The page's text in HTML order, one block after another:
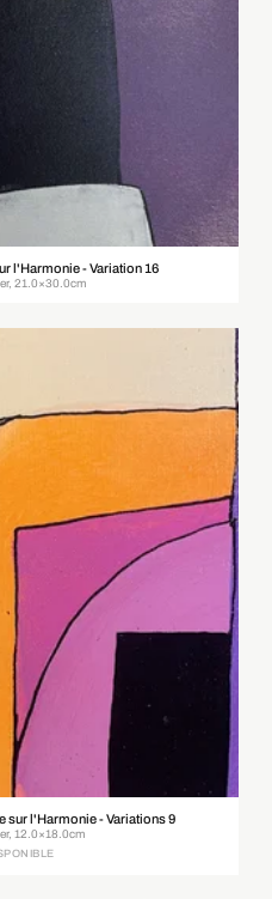
l'Harmonie - Variation 16
21.0×30.0cm
sur l'Harmonie - Variations 9
12.0×18.0cm